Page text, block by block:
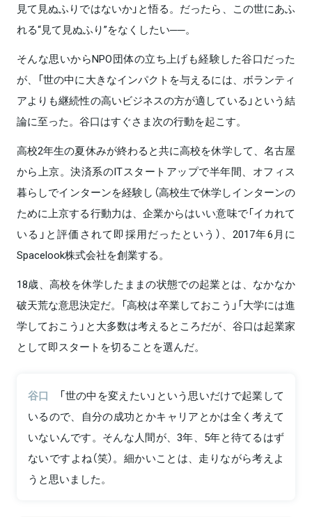
見て見ぬふりではないか」と悟る。だったら、この世にあふ
れる“見て見ぬふり”をなくしたい──。
そんな思いからNPO団体の立ち上げも経験した谷口だった
が、「世の中に大きなインパクトを与えるには、ボランティ
アよりも継続性の高いビジネスの方が適している」という結
論に至った。谷口はすぐさま次の行動を起こす。
高校2年生の夏休みが終わると共に高校を休学して、名古屋
から上京。決済系のITスタートアップで半年間、オフィス
暮らしでインターンを経験し（高校生で休学しインターンの
ために上京する行動力は、企業からはいい意味で「イカれて
いる」と評価されて即採用だったという）、2017年6月に
Spacelook株式会社を創業する。
18歳、高校を休学したままの状態での起業とは、なかなか
破天荒な意思決定だ。「高校は卒業しておこう」「大学には進
学しておこう」と大多数は考えるところだが、谷口は起業家
として即スタートを切ることを選んだ。
谷口
「世の中を変えたい」という思いだけで起業して
いるので、自分の成功とかキャリアとかは全く考えて
いないんです。そんな人間が、3年、5年と待てるはず
ないですよね（笑）。細かいことは、走りながら考えよ
うと思いました。